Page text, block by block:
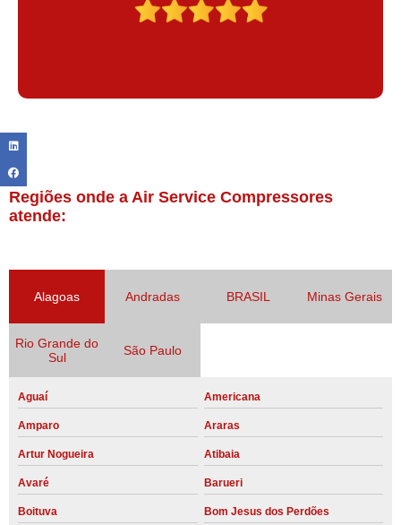
Regiões onde a Air Service Compressores
atende:
Alagoas Andradas BRASIL Minas Gerais
Rio Grande do
Sul
São Paulo
Aguaí Americana
Amparo Araras
Artur Nogueira Atibaia
Avaré Barueri
Boituva Bom Jesus dos Perdões